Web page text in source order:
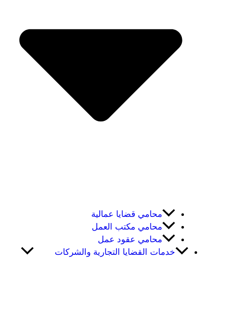
محامي قضايا عمالية
محامي مكتب العمل
محامي عقود عمل
خدمات القضايا التجارية والشركات